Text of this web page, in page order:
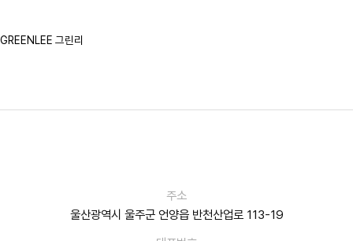
GREENLEE 그린리
주소
울산광역시 울주군 언양읍 반천산업로 113-19